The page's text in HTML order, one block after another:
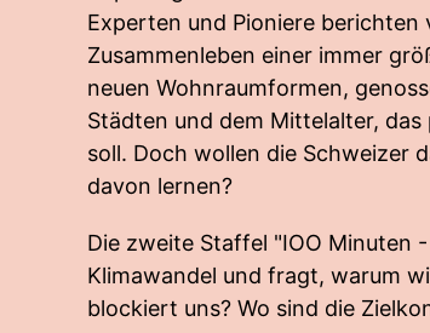
Experten und Pioniere
Zusammenleben einer immer
neuen Wohnraumformen,
Städten und dem Mittelalter,
soll. Doch wollen die Schweizer
davon lernen?
Die zweite Staffel "IOO Minuten
Klimawandel und fragt, warum
blockiert uns? Wo sind die